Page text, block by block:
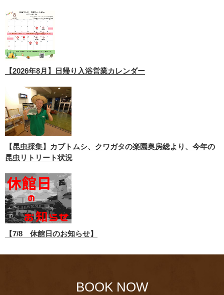
【2026年8月】日帰り入浴営業カレンダー
【昆虫採集】カブトムシ、クワガタの楽園奥房総より、今年の
昆虫リトリート状況
【7/8 休館日のお知らせ】
BOOK NOW